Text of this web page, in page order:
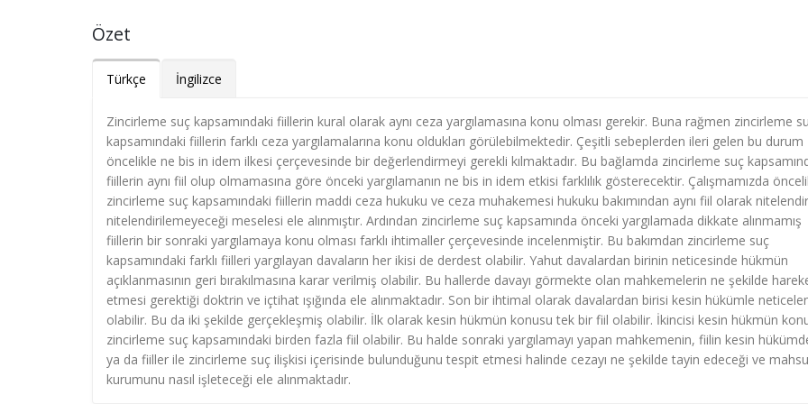
Özet
Türkçe İngilizce
Zincirleme suç kapsamındaki fiillerin kural olarak aynı ceza yargılamasına konu olması gerekir. Buna rağmen zincirleme
kapsamındaki fiillerin farklı ceza yargılamalarına konu oldukları görülebilmektedir. Çeşitli sebeplerden ileri gelen bu durum
öncelikle ne bis in idem ilkesi çerçevesinde bir değerlendirmeyi gerekli kılmaktadır. Bu bağlamda zincirleme suç
fiillerin aynı fiil olup olmamasına göre önceki yargılamanın ne bis in idem etkisi farklılık gösterecektir. Çalışmamızda
zincirleme suç kapsamındaki fiillerin maddi ceza hukuku ve ceza muhakemesi hukuku bakımından aynı fiil olarak
nitelendirilemeyeceği meselesi ele alınmıştır. Ardından zincirleme suç kapsamında önceki yargılamada dikkate alınmamış
fiillerin bir sonraki yargılamaya konu olması farklı ihtimaller çerçevesinde incelenmiştir. Bu bakımdan zincirleme suç
kapsamındaki farklı fiilleri yargılayan davaların her ikisi de derdest olabilir. Yahut davalardan birinin neticesinde hükmün
açıklanmasının geri bırakılmasına karar verilmiş olabilir. Bu hallerde davayı görmekte olan mahkemelerin ne şekilde
etmesi gerektiği doktrin ve içtihat ışığında ele alınmaktadır. Son bir ihtimal olarak davalardan birisi kesin hükümle
olabilir. Bu da iki şekilde gerçekleşmiş olabilir. İlk olarak kesin hükmün konusu tek bir fiil olabilir. İkincisi kesin hükmün
zincirleme suç kapsamındaki birden fazla fiil olabilir. Bu halde sonraki yargılamayı yapan mahkemenin, fiilin kesin
ya da fiiller ile zincirleme suç ilişkisi içerisinde bulunduğunu tespit etmesi halinde cezayı ne şekilde tayin edeceği ve
kurumunu nasıl işleteceği ele alınmaktadır.